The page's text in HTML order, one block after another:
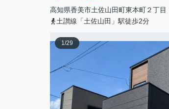
高知県香美市土佐山田町東本町２丁目
土讃線「土佐山田」駅徒歩2分
1/29